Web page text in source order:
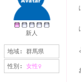
新人
地域: 群馬県
性別: 女性♀